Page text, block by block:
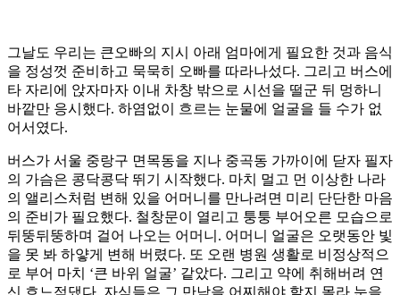
그날도 우리는 큰오빠의 지시 아래 엄마에게 필요한 것과 음식
을 정성껏 준비하고 묵묵히 오빠를 따라나섰다. 그리고 버스에
타 자리에 앉자마자 이내 차창 밖으로 시선을 떨군 뒤 멍하니
바깥만 응시했다. 하염없이 흐르는 눈물에 얼굴을 들 수가 없
어서였다.
버스가 서울 중랑구 면목동을 지나 중곡동 가까이에 닫자 필자
의 가슴은 콩닥콩닥 뛰기 시작했다. 마치 멀고 먼 이상한 나라
의 앨리스처럼 변해 있을 어머니를 만나려면 미리 단단한 마음
의 준비가 필요했다. 철창문이 열리고 퉁퉁 부어오른 모습으로
뒤뚱뒤뚱하며 걸어 나오는 어머니. 어머니 얼굴은 오랫동안 빛
을 못 봐 하얗게 변해 버렸다. 또 오랜 병원 생활로 비정상적으
로 부어 마치 ‘큰 바위 얼굴’ 같았다. 그리고 약에 취해버려 연